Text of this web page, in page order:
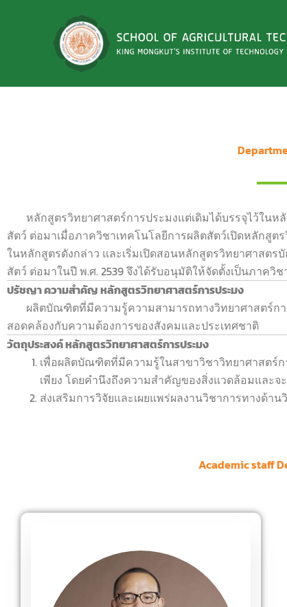
หลักสูตรวิทยาศาสตร์การประมงแต่เดิมได้บรรจุไว้ในห
สัตว์ ต่อมาเมื่อภาควิชาเทคโนโลยีการผลิตสัตว์เปิดหลักสู
ในหลักสูตรดังกล่าว และเริ่มเปิดสอนหลักสูตรวิทยาศาสต
สัตว์ ต่อมาในปี พ.ศ. 2539 จึงได้รับอนุมัติให้จัดตั้งเป็นภาควิ
ปรัชญา ความสำคัญ หลักสูตรวิทยาศาสตร์การประมง
ผลิตบัณฑิตที่มีความรู้ความสามารถทางวิทยาศาสตร์กา
สอดคล้องกับความต้องการของสังคมและประเทศชาติ
วัตถุประสงค์ หลักสูตรวิทยาศาสตร์การประมง
เพื่อผลิตบัณฑิตที่มีความรู้ในสาขาวิชาวิทยาศาสตร์
เพียง โดยคำนึงถึงความสำคัญของสิ่งแวดล้อมและ
ส่งเสริมการวิจัยและเผยแพร่ผลงานวิชาการทางด้า
Academic staff